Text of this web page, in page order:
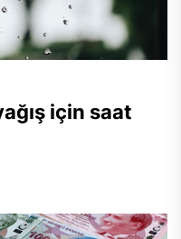
için saat